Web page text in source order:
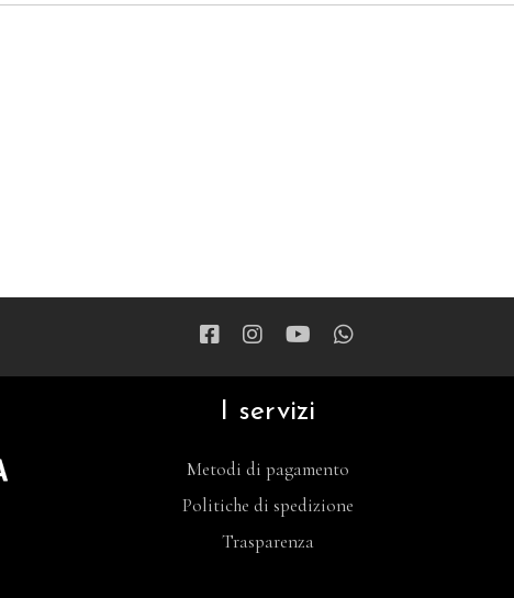
I servizi
Metodi di pagamento
Politiche di spedizione
Trasparenza